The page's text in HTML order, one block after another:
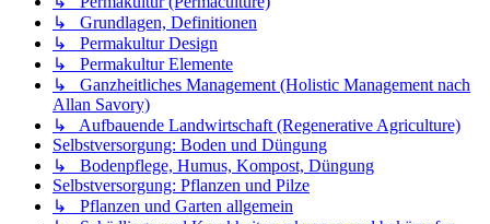
↳ Grundlagen, Definitionen
↳ Permakultur Design
↳ Permakultur Elemente
↳ Ganzheitliches Management (Holistic Management nach
Allan Savory)
↳ Aufbauende Landwirtschaft (Regenerative Agriculture)
Selbstversorgung: Boden und Düngung
↳ Bodenpflege, Humus, Kompost, Düngung
Selbstversorgung: Pflanzen und Pilze
↳ Pflanzen und Garten allgemein